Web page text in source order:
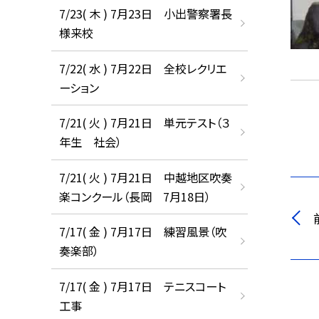
7/23( 木 ) 7月23日 小出警察署長
様来校
7/22( 水 ) 7月22日 全校レクリエ
ーション
7/21( 火 ) 7月21日 単元テスト（３
年生 社会）
7/21( 火 ) 7月21日 中越地区吹奏
楽コンクール（長岡 7月18日）
7/17( 金 ) 7月17日 練習風景（吹
奏楽部）
7/17( 金 ) 7月17日 テニスコート
工事